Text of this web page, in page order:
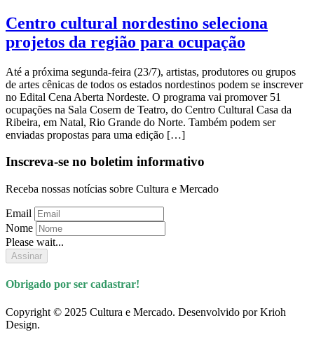
Centro cultural nordestino seleciona
projetos da região para ocupação
Até a próxima segunda-feira (23/7), artistas, produtores ou grupos
de artes cênicas de todos os estados nordestinos podem se inscrever
no Edital Cena Aberta Nordeste. O programa vai promover 51
ocupações na Sala Cosern de Teatro, do Centro Cultural Casa da
Ribeira, em Natal, Rio Grande do Norte. Também podem ser
enviadas propostas para uma edição […]
Inscreva-se no boletim informativo
Receba nossas notícias sobre Cultura e Mercado
Email
Nome
Please wait...
Assinar
Obrigado por ser cadastrar!
Copyright © 2025 Cultura e Mercado. Desenvolvido por Krioh
Design.